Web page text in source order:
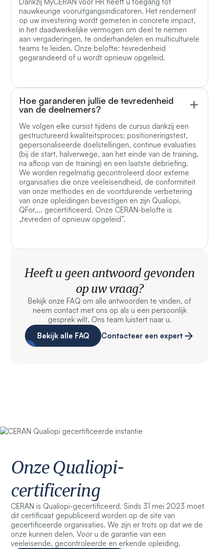
nauwkeurige vooruitgangsindicatoren. Het rendement
op uw investering wordt gemeten in concrete impact,
in het daadwerkelijke vermogen om deel te nemen
aan vergaderingen, te onderhandelen en multiculturele
teams te leiden. Onze belofte: tevredenheid
gegarandeerd of u wordt opnieuw opgeleid.
Hoe garanderen jullie de tevredenheid
van de deelnemers?
We volgen elke cursist tijdens de cursus dankzij een
gestructureerd kwaliteitsproces: positioneringstest,
gepersonaliseerde doelstellingen, continue evaluaties
(bij de start, halverwege, aan het einde van de training,
na afloop van de training) en een laatste debriefing.
We worden regelmatig gecontroleerd door externe
organisaties die onze veeleisendheid, de conformiteit
van onze methodes en de voortdurende verbetering
van onze opleidingen bevestigen en zijn Qualiopi,
QFor,... gecertificeerd. Onze CERAN-belofte is
„tevreden of opnieuw opgeleid”.
Heeft u geen antwoord gevonden
op uw vraag?
Bekijk onze FAQ om alle antwoorden te vinden, of
neem contact met ons op als u een persoonlijk
gesprek wilt. Ons team luistert naar u.
Bekijk alle FAQ
Contacteer een expert
Onze Qualiopi-
certificering
CERAN is Qualiopi-gecertificeerd. Sinds 31 mei 2023 moet
dit certificaat gepubliceerd worden op de site van
gecertificeerde organisaties. We zijn er trots op dat we de
onze kunnen delen. Voor u de garantie van een
veeleisende, gecontroleerde en erkende opleiding.